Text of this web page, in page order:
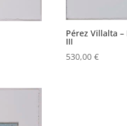
Pérez Villalta –
III
530,00€